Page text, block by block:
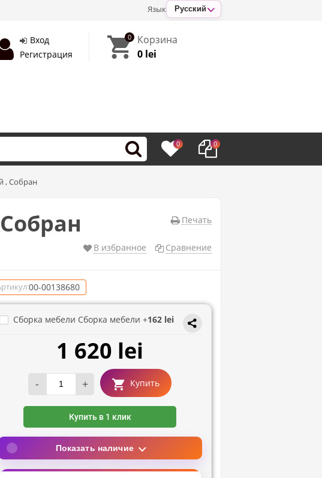
Язык Русский
Вход
Регистрация
0
Корзина
0 lei
0 0
, Собран
Печать
В избранное Сравнение
00-00138680
Сборка мебели Сборка мебели +162 lei
1 620 lei
- + Купить
Купить в 1 клик
Показать наличие